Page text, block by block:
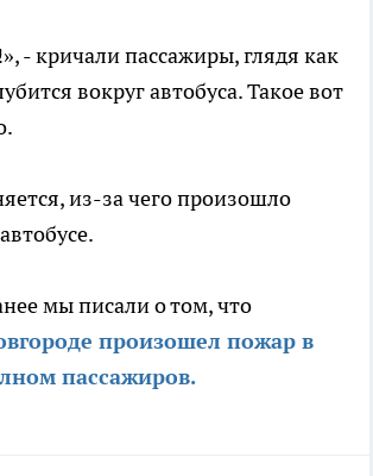
- кричали пассажиры, глядя как
вокруг автобуса. Такое вот
из-за чего произошло
мы писали о том, что
произошел пожар в
пассажиров.